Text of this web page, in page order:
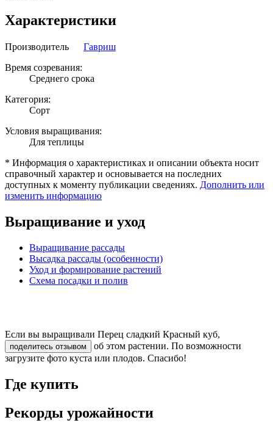
Характеристики
Производитель
Гавриш
Время созревания:
Среднего срока
Категория:
Сорт
Условия выращивания:
Для теплицы
* Информация о характеристиках и описании объекта носит
справочный характер и основывается на последних
доступных к моменту публикации сведениях. Дополнить или
изменить информацию
Выращивание и уход
Выращивание рассады
Высадка рассады (особенности)
Уход и формирование растений
Схема посадки и полив
Если вы выращивали Перец сладкий Красный куб,
поделитесь отзывом
об этом растении. По возможности
загрузите фото куста или плодов. Спасибо!
Где купить
Рекорды урожайности